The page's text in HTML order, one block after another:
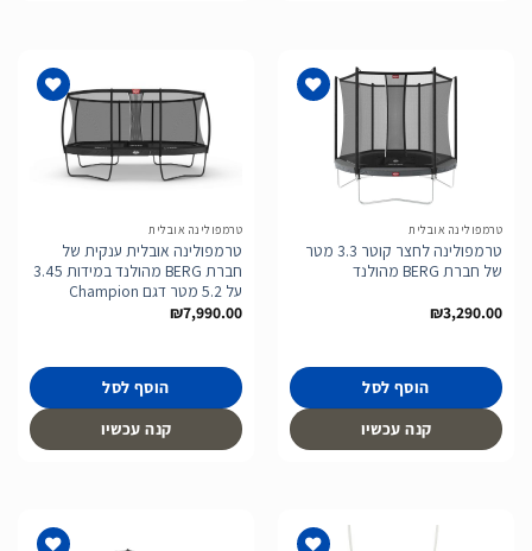
טרמפולינה אובלית
טרמפולינה לחצר קוטר 3.3 מטר
של חברת BERG מהולנד
₪3,290.00
הוסף לסל
קנה עכשיו
טרמפולינה אובלית
טרמפולינה אובלית ענקית של
חברת BERG מהולנד במידות 3.45
על 5.2 מטר דגם Champion
₪7,990.00
הוסף לסל
קנה עכשיו